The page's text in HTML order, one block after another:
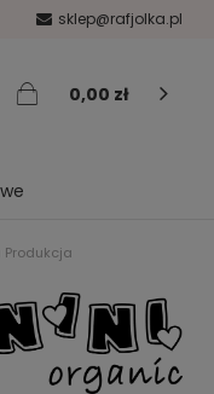
sklep@rafjolka.pl
0,00 zł
Produkcja